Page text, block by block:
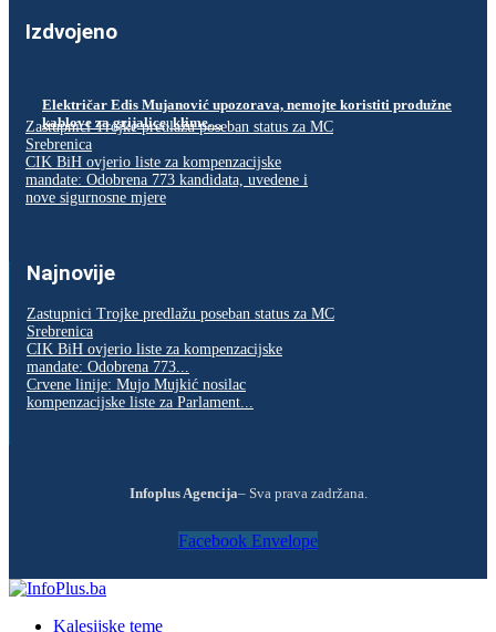
Izdvojeno
Električar Edis Mujanović upozorava, nemojte koristiti produžne
kablove za grijalice, klime…
Zastupnici Trojke predlažu poseban status za MC
Srebrenica
CIK BiH ovjerio liste za kompenzacijske
mandate: Odobrena 773 kandidata, uvedene i
nove sigurnosne mjere
Najnovije
Zastupnici Trojke predlažu poseban status za MC
Srebrenica
CIK BiH ovjerio liste za kompenzacijske
mandate: Odobrena 773...
Crvene linije: Mujo Mujkić nosilac
kompenzacijske liste za Parlament...
Infoplus Agencija– Sva prava zadržana.
Facebook Envelope
Kalesijske teme